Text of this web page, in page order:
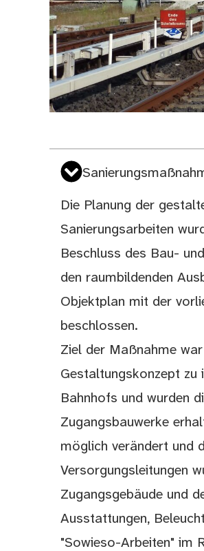
Die Planung der
Sanierungsarbeiten
Beschluss des Bau-
den raumbildenden
Objektplan mit der
beschlossen.
Ziel der Maßnahme
Gestaltungskonzept zu
Bahnhofs und wurden
Zugangsbauwerke
möglich verändert und
Versorgungsleitungen
Zugangsgebäude und
Ausstattungen,
"Sowieso-Arbeiten" im